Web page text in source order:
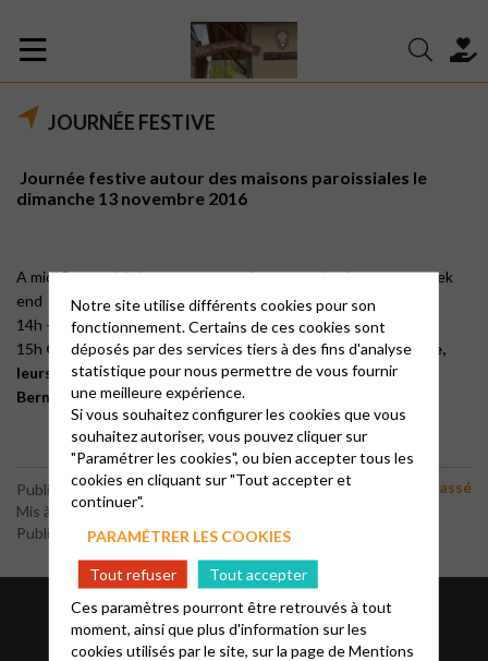
JOURNÉE FESTIVE
Journée festive autour des maisons paroissiales le
dimanche 13 novembre 2016
A midiRepas tiré des sacs autour du groupe des jeunes en week
end
14h – 15h 30Assemblée générale des maisons paroissiales
15h Culte festif et joyeux avec les jeunes KT du consistoire,
leurs moniteurs et les pasteurs Arnaud van den Wiele et
Bernard Mourou » à 15h30 aux Ribes.
Publié le 8 octobre 2016
Mis à jour le 7 février 2018
Publié par le webmaster
Non classé
Notre site utilise différents cookies pour son
fonctionnement. Certains de ces cookies sont
déposés par des services tiers à des fins d'analyse
statistique pour nous permettre de vous fournir
une meilleure expérience.
Si vous souhaitez configurer les cookies que vous
souhaitez autoriser, vous pouvez cliquer sur
"Paramétrer les cookies", ou bien accepter tous les
cookies en cliquant sur "Tout accepter et
continuer".
PARAMÉTRER LES COOKIES
Tout refuser
Tout accepter
Ces paramètres pourront être retrouvés à tout
moment, ainsi que plus d'information sur les
cookies utilisés par le site, sur la page deMentions